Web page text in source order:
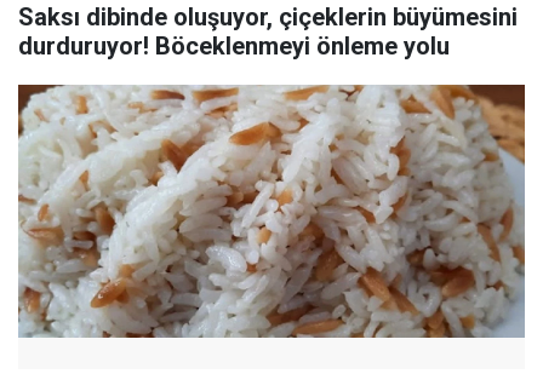
Saksı dibinde oluşuyor, çiçeklerin büyümesini
durduruyor! Böceklenmeyi önleme yolu